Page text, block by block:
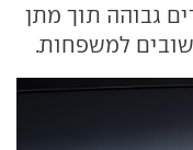
גבוהה תוך מתן
למשפחות.